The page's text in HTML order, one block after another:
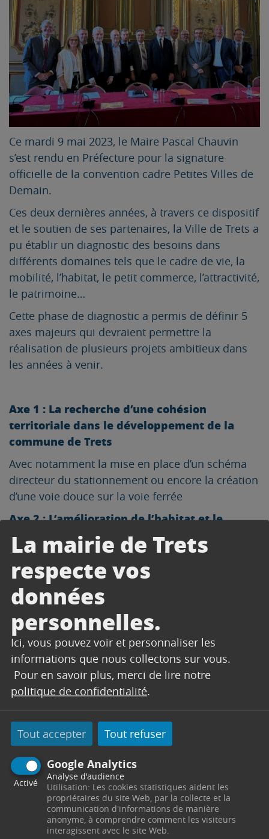
La mairie de Trets
respecte vos
données
personnelles.
Ici, vous pouvez voir et personnaliser les
informations que nous collectons sur vous.
Pour en savoir plus, merci de lire notre
politique de confidentialité.
Tout accepter Tout refuser
Google Analytics
Activé
Analyse d'audience
Utilisation: Les cookies statistiques aident les
propriétaires du site Web, par la collecte et la
communication d'informations de manière
anonyme, à comprendre comment les visiteurs
interagissent avec le site Web.
Ce mardi 9 mai 2023, le Maire Pascal Chauvin
s’est rendu en Préfecture pour la signature
officielle de la convention cadre Petites Villes de
Demain.
Ces deux dernières années, à travers ce dispositif
et le soutien de ses partenaires, la Ville de Trets a
pu établir un diagnostic des besoins dans
différents domaines tels que le cadre de vie, la
mobilité, l’habitat, le petit commerce, l’attractivité,
le patrimoine…
Cette phase de diagnostic a permis de définir 5
axes majeurs qui devraient permettre la
réalisation de plusieurs projets ambitieux dans
les années à venir.
Axe 1 : La recherche d’une cohésion
territoriale dans le développement de la
commune de Trets
Avec notamment la mise en place d’un schéma
directeur du stationnement ou encore la création
d’une voie douce sur la voie ferrée
Axe 2 : L’amélioration de l’habitat et le
développement de l’attractivité du centre-
ancien comme lieu de résidence
Avec la mise en place d’une Opération de
Revitalisation de Territoire (ORT) visant à
requalifier le centre-ville ou encore d’un
périmètre de protection du patrimoine
Axe 3 : L’aménagement et la réhabilitation
des espaces publics pour un cadre de vie
plus agréable
La Place de la gare en est le projet phare
Axe 4 : La mise en valeur du patrimoine
tretsois
Avec une étude de programmation de la maison
noble (ancienne synagogue) située Rue Paul Bert
ou encore la réhabilitation de la Gare pour y
créer une Maison du Tourisme, de l’Artisanat…
Axe 5 : Le développement et l’animation du